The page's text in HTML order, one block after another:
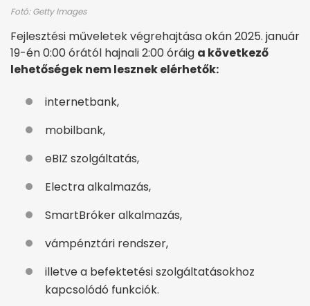
Fotó: Getty Images
Fejlesztési műveletek végrehajtása okán 2025. január
19-én 0:00 órától hajnali 2:00 óráig a következő
lehetőségek nem lesznek elérhetők:
internetbank,
mobilbank,
eBIZ szolgáltatás,
Electra alkalmazás,
SmartBróker alkalmazás,
vámpénztári rendszer,
illetve a befektetési szolgáltatásokhoz
kapcsolódó funkciók.